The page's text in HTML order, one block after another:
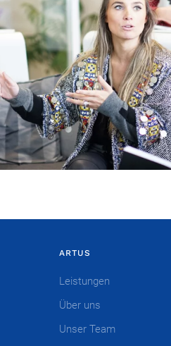
ARTUS
Leistungen
Über uns
Unser Team